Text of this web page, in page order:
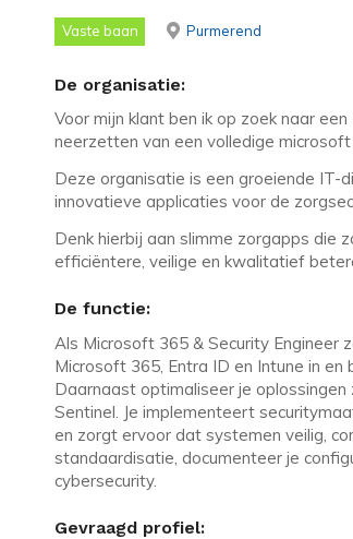
Vaste baan Purmerend
De organisatie:
Voor mijn klant ben ik op zoek naar
neerzetten van een volledige microsoft
Deze organisatie is een groeiende IT-
innovatieve applicaties voor de
Denk hierbij aan slimme zorgapps die
efficiëntere, veilige en kwalitatief
De functie:
Als Microsoft 365 & Security Engineer
Microsoft 365, Entra ID en Intune in
Daarnaast optimaliseer je
Sentinel. Je implementeert
en zorgt ervoor dat systemen veilig,
standaardisatie, documenteer je
cybersecurity.
Gevraagd profiel: